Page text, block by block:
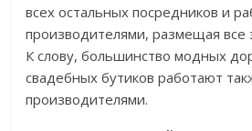
всех остальных посредников и
производителями, размещая все
К слову, большинство модных
свадебных бутиков работают
производителями.